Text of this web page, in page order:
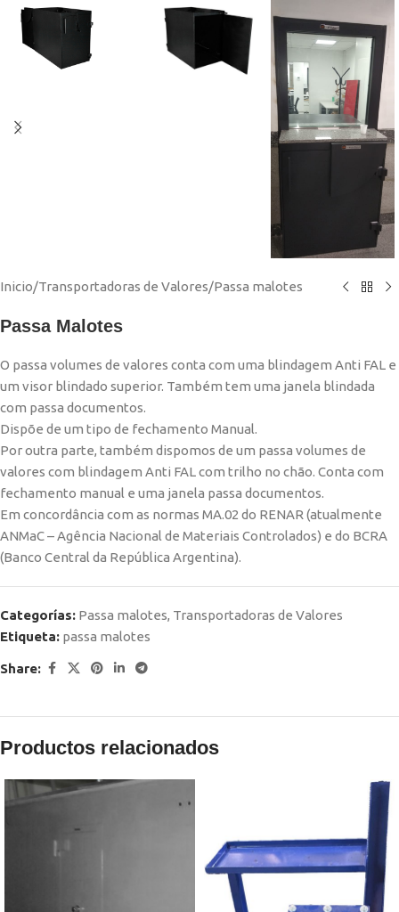
Inicio/Transportadoras de Valores/Passa malotes
Passa Malotes
O passa volumes de valores conta com uma blindagem Anti FAL e
um visor blindado superior. Também tem uma janela blindada
com passa documentos.
Dispõe de um tipo de fechamento Manual.
Por outra parte, também dispomos de um passa volumes de
valores com blindagem Anti FAL com trilho no chão. Conta com
fechamento manual e uma janela passa documentos.
Em concordância com as normas MA.02 do RENAR (atualmente
ANMaC – Agência Nacional de Materiais Controlados) e do BCRA
(Banco Central da República Argentina).
Categorías: Passa malotes, Transportadoras de Valores
Etiqueta: passa malotes
Share:
Productos relacionados